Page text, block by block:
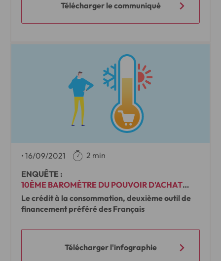
Télécharger le communiqué
• 16/09/2021
2 min
ENQUÊTE :
10ÈME BAROMÈTRE DU POUVOIR D'ACHAT
COFIDIS
Le crédit à la consommation, deuxième outil de
financement préféré des Français
Télécharger l'infographie